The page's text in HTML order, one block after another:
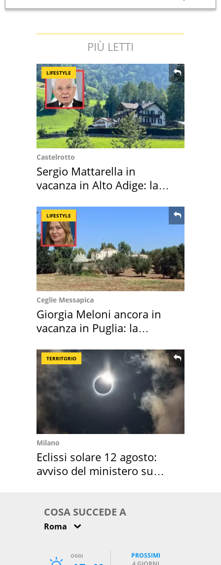
PIÙ LETTI
LIFESTYLE
Castelrotto
Sergio Mattarella in
vacanza in Alto Adige: la
LIFESTYLE
Ceglie Messapica
Giorgia Meloni ancora in
vacanza in Puglia: la
TERRITORIO
Milano
Eclissi solare 12 agosto:
avviso del ministero su